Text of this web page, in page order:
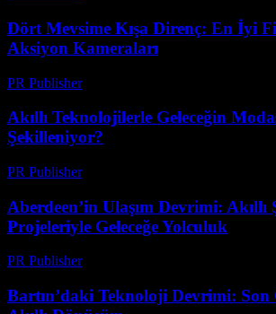
Dört Mevsime Kışa Direnç: En İyi
Aksiyon Kameraları
PR Publisher-
Akıllı Teknolojilerle Geleceğin
Şekilleniyor?
PR Publisher-
Aberdeen’in Ulaşım Devrimi: Akıllı
Projeleriyle Geleceğe Yolculuk
PR Publisher-
Bartın’daki Teknoloji Devrimi: Son